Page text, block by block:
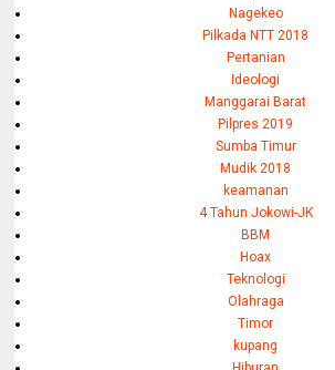
Nagekeo
Pilkada NTT 2018
Pertanian
Ideologi
Manggarai Barat
Pilpres 2019
Sumba Timur
Mudik 2018
keamanan
4 Tahun Jokowi-JK
BBM
Hoax
Teknologi
Olahraga
Timor
kupang